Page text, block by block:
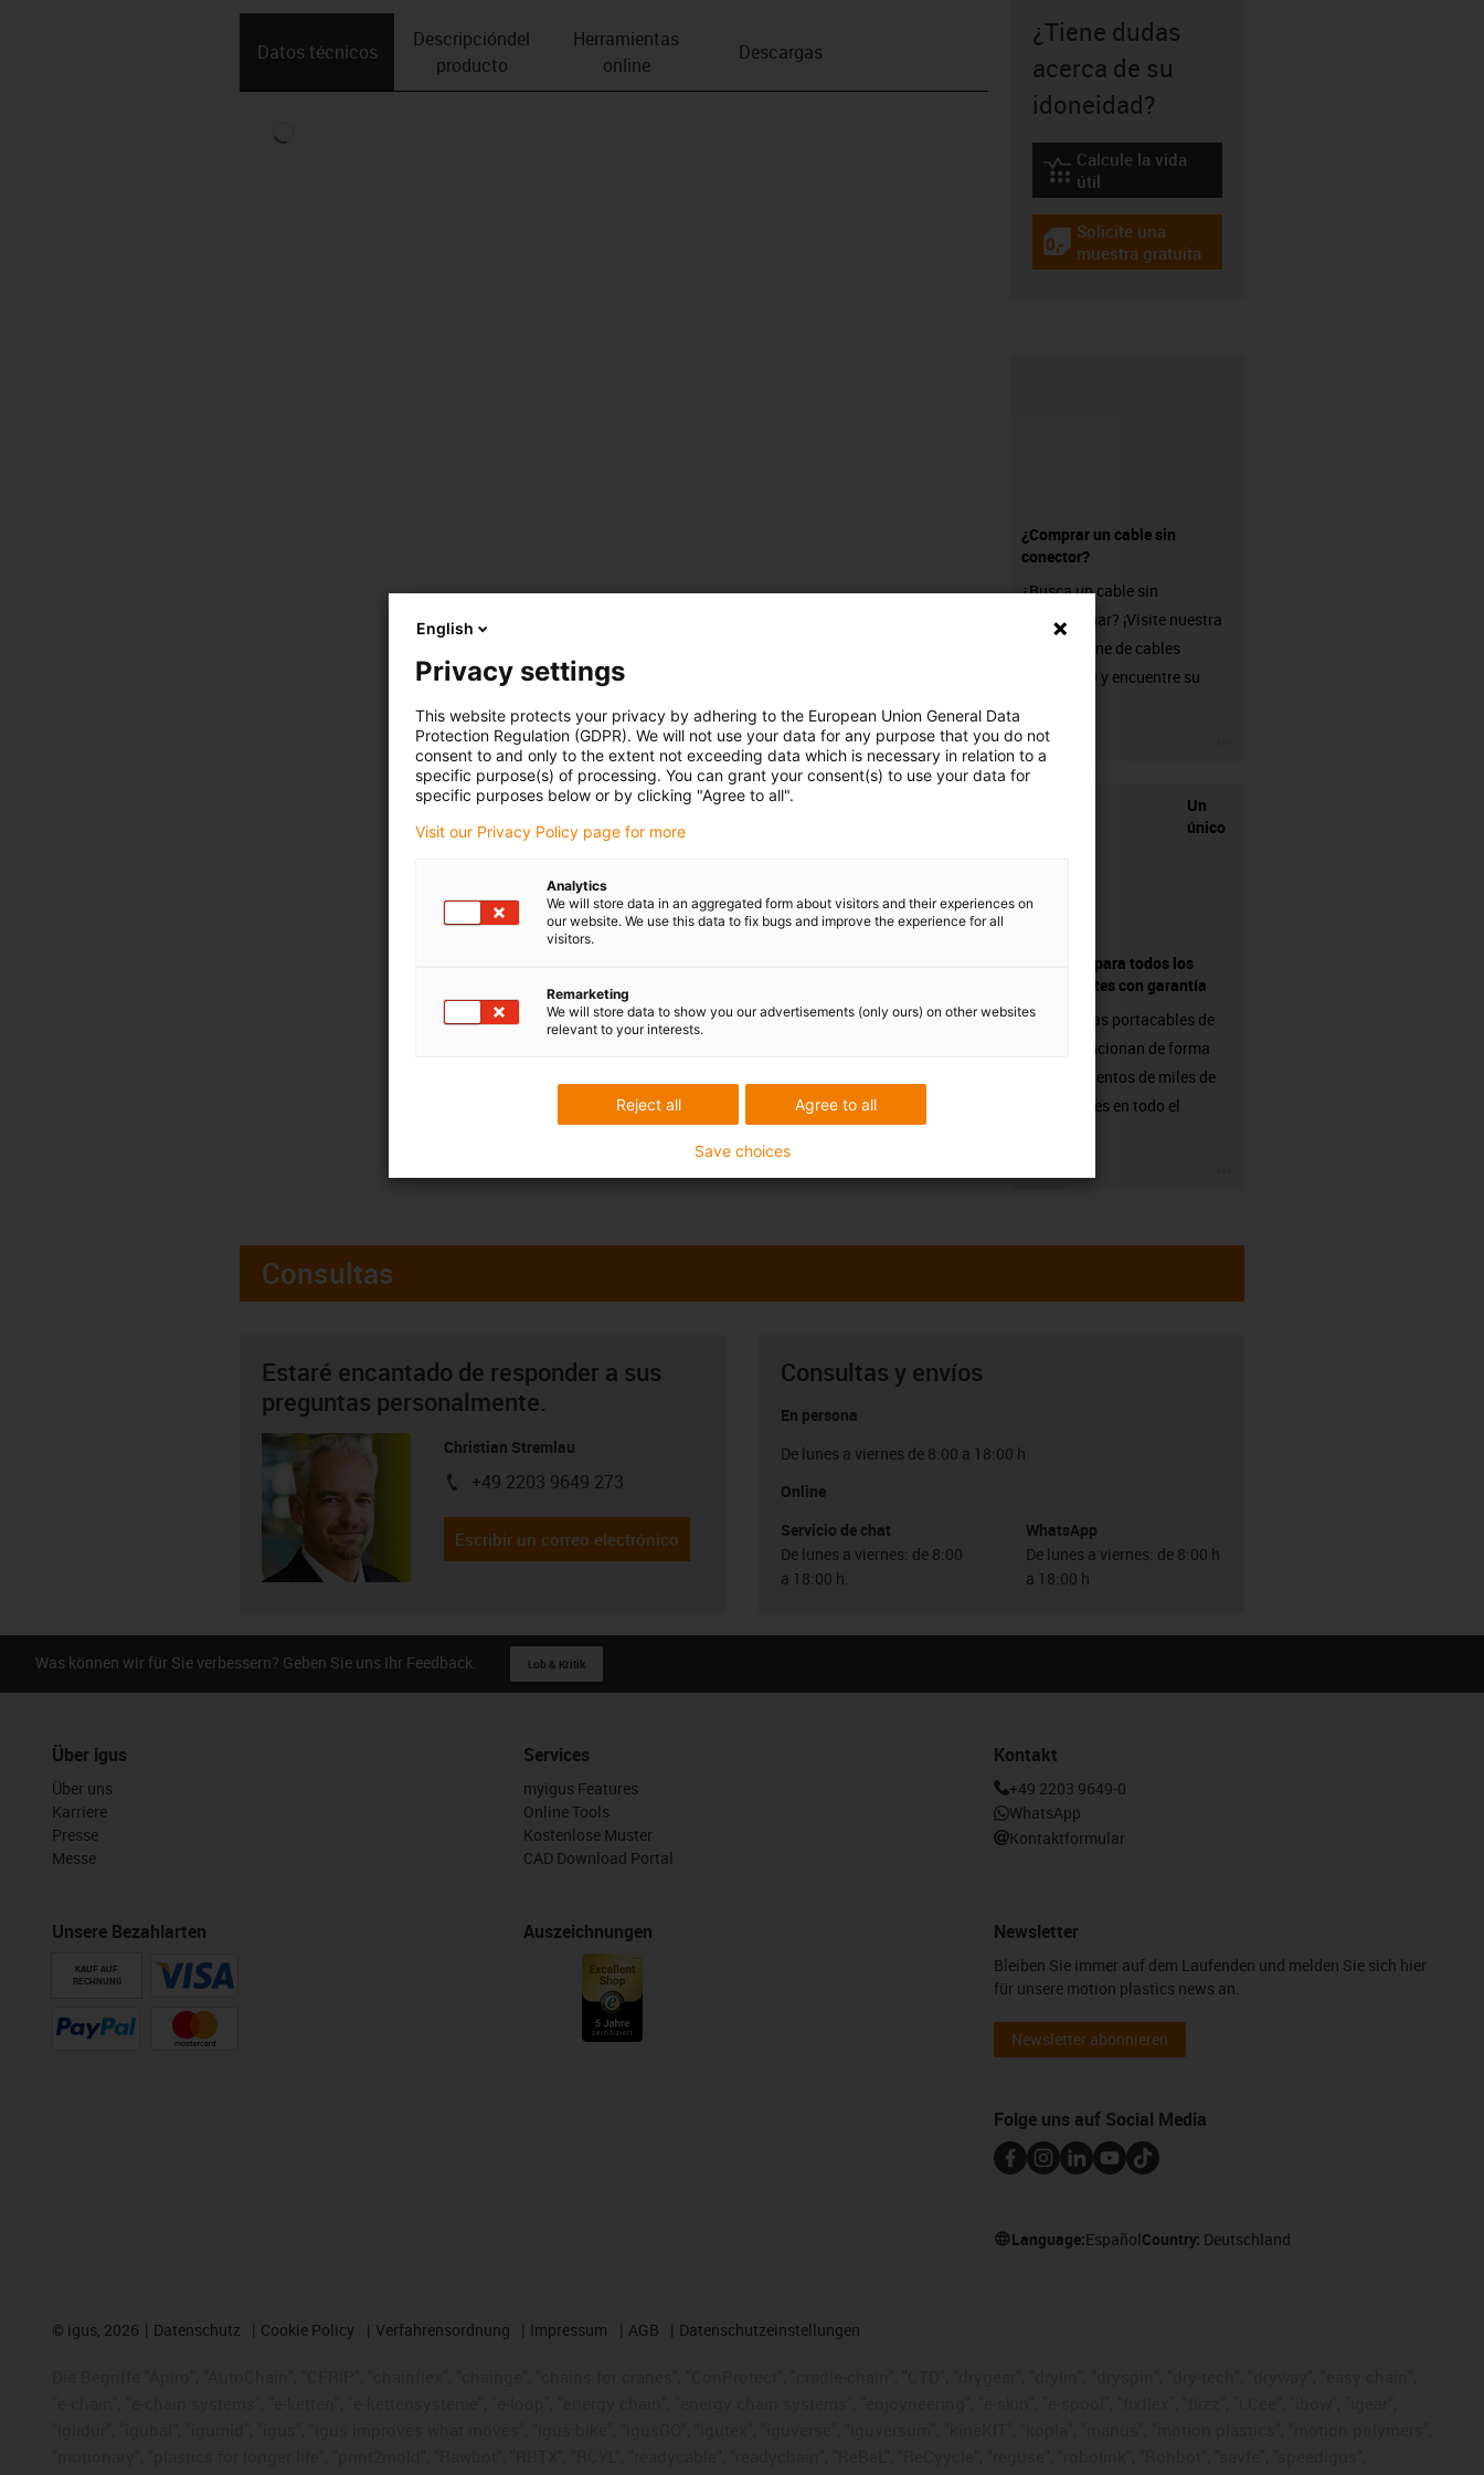
Datos técnicos
Descripción­del
producto
Herramientas
online
Descargas
¿Tiene dudas
acerca de su
idoneidad?
igus-icon-lebensdauerrechner
Calcule la vida
útil
igus-icon-gratismuster
Solicite una
muestra gratuita
¿Comprar un cable sin
conector?
¿Busca un cable sin
confeccionar? ¡Visite nuestra
tienda online de cables
chainflex® y encuentre su
Un
único
proveedor para todos los
componentes con garantía
Las cadenas portacables de
igus ya funcionan de forma
fiable en cientos de miles de
aplicaciones en todo el
Consultas
Estaré encantado de responder a sus
preguntas personalmente.
Christian Stremlau
igus-icon-phone
+49 2203 9649 273
Escribir un correo electrónico
Consultas y envíos
En persona
De lunes a viernes de 8:00 a 18:00 h
Online
Servicio de chat
De lunes a viernes: de 8:00
a 18:00 h.
WhatsApp
De lunes a viernes: de 8:00 h
a 18:00 h
Was können wir für Sie verbessern? Geben Sie uns Ihr Feedback. Lob & Kritik
Über igus
Über uns
Karriere
Presse
Messe
Unsere Bezahlarten
KAUF AUF
RECHNUNG
Services
myigus Features
Online Tools
Kostenlose Muster
CAD Download Portal
Auszeichnungen
Kontakt
+49 2203 9649-0
WhatsApp
Kontaktformular
Newsletter
Bleiben Sie immer auf dem Laufenden und melden Sie sich hier
für unsere motion plastics news an.
Newsletter abonnieren
Folge uns auf Social Media
Language:EspañolCountry: Deutschland
© igus, 2026 Datenschutz Cookie Policy Verfahrensordnung Impressum AGB Datenschutzeinstellungen
English
Privacy settings
This website protects your privacy by adhering to the European Union General Data
Protection Regulation (GDPR). We will not use your data for any purpose that you do not
consent to and only to the extent not exceeding data which is necessary in relation to a
specific purpose(s) of processing. You can grant your consent(s) to use your data for
specific purposes below or by clicking "Agree to all".
Visit our Privacy Policy page for more
Analytics
We will store data in an aggregated form about visitors and their experiences on
our website. We use this data to fix bugs and improve the experience for all
visitors.
Remarketing
We will store data to show you our advertisements (only ours) on other websites
relevant to your interests.
Agree to all
Reject all
Save choices